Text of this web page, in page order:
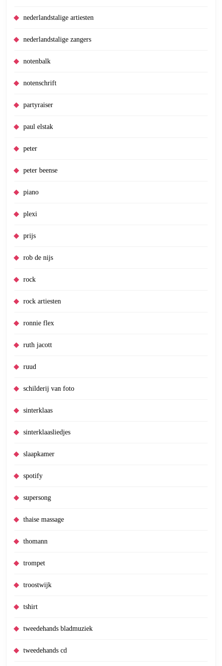
nederlandstalige artiesten
nederlandstalige zangers
notenbalk
notenschrift
partyraiser
paul elstak
peter
peter beense
piano
plexi
prijs
rob de nijs
rock
rock artiesten
ronnie flex
ruth jacott
ruud
schilderij van foto
sinterklaas
sinterklaasliedjes
slaapkamer
spotify
supersong
thaise massage
thomann
trompet
troostwijk
tshirt
tweedehands bladmuziek
tweedehands cd